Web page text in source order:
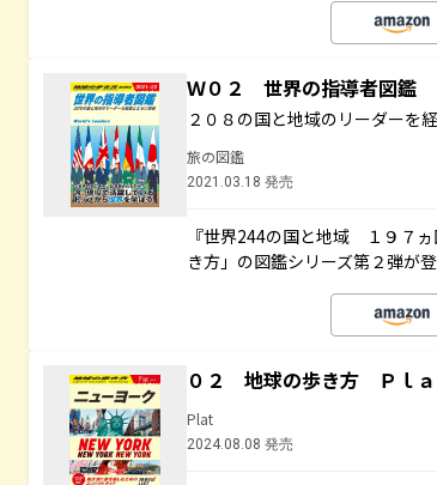
Ｗ０２ 世界の指導者図鑑
２０８の国と地域のリーダーを
旅の図鑑
2021.03.18 発売
『世界244の国と地域 １９７
き方」の図鑑シリーズ第２弾が登
０２ 地球の歩き方 Ｐｌ
Plat
2024.08.08 発売